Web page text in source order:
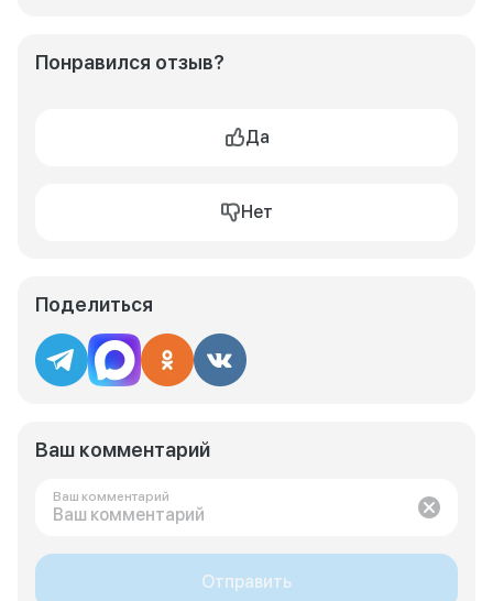
Понравился отзыв?
Да
Нет
Поделиться
Ваш комментарий
Ваш комментарий
Отправить